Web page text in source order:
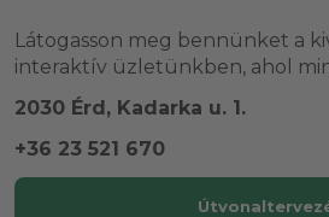
Látogasson meg bennünket a
interaktív üzletünkben, ahol
2030 Érd, Kadarka u. 1.
+36 23 521 670